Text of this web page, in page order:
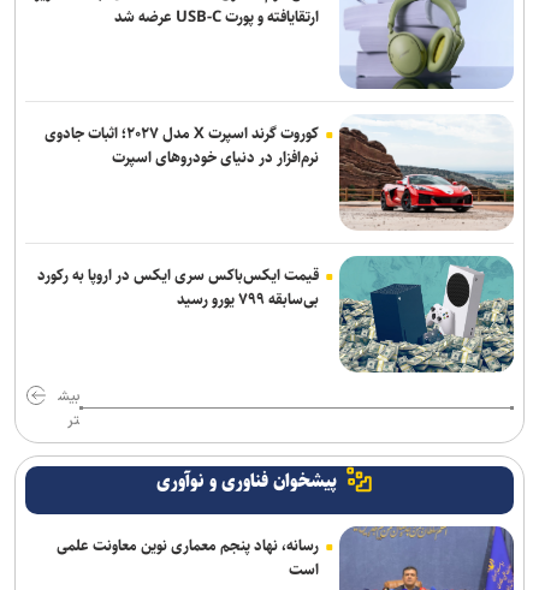
خورد
ارتقایافته و پورت USB-C عرضه شد
کوروت گرند اسپرت X مدل ۲۰۲۷؛ اثبات جادوی
نرم‌افزار در دنیای خودروهای اسپرت
قیمت ایکس‌باکس سری ایکس در اروپا به رکورد
بی‌سابقه ۷۹۹ یورو رسید
بیش
تر
پیشخوان فناوری و نوآوری
رسانه، نهاد پنجم معماری نوین معاونت علمی
است